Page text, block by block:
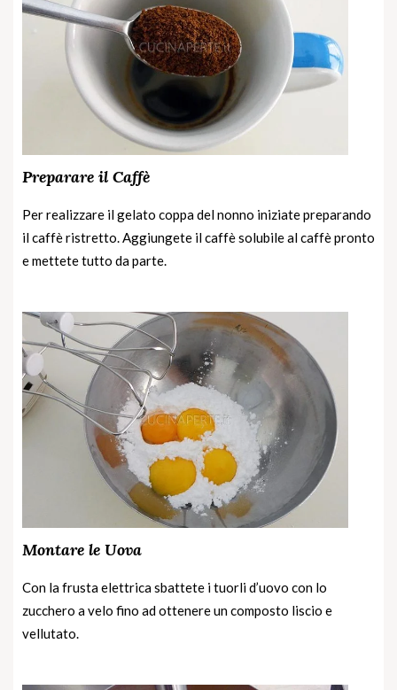
Preparare il Caffè
Per realizzare il gelato coppa del nonno iniziate preparando
il caffè ristretto. Aggiungete il caffè solubile al caffè pronto
e mettete tutto da parte.
Montare le Uova
Con la frusta elettrica sbattete i tuorli d’uovo con lo
zucchero a velo fino ad ottenere un composto liscio e
vellutato.